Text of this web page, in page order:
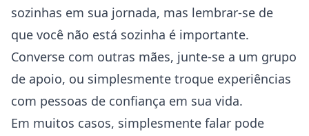
sozinhas em sua jornada, mas lembrar-se de
que você não está sozinha é importante.
Converse com outras mães, junte-se a um grupo
de apoio, ou simplesmente troque experiências
com pessoas de confiança em sua vida.
Em muitos casos, simplesmente falar pode